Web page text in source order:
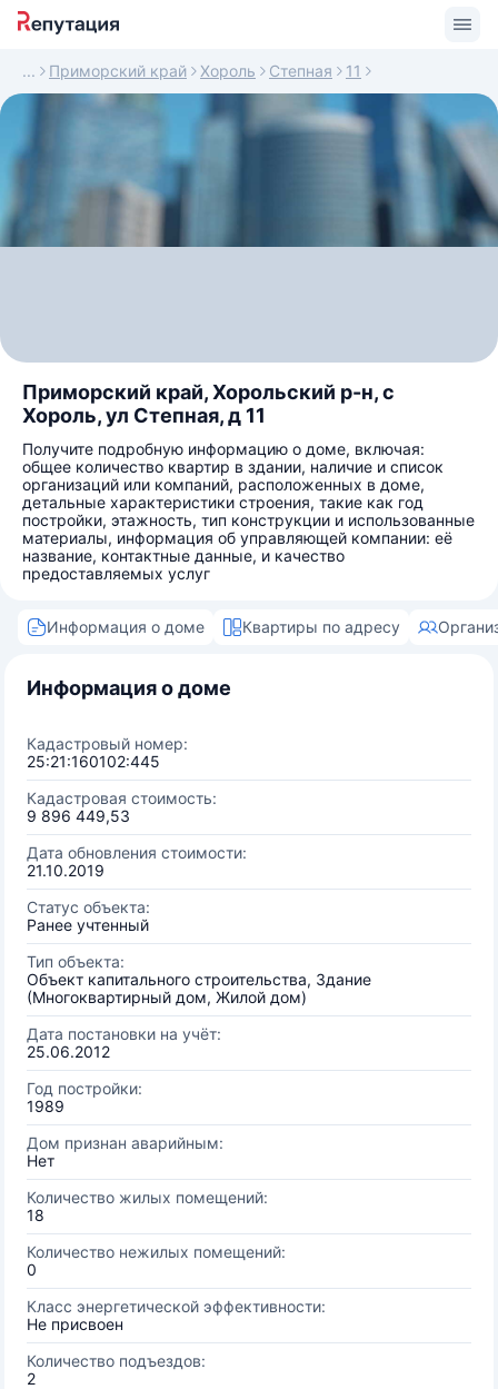
Приморский край Хороль Степная 11
Приморский край, Хорольский р-н, с
Хороль, ул Степная, д 11
Получите подробную информацию о доме, включая:
общее количество квартир в здании, наличие и список
организаций или компаний, расположенных в доме,
детальные характеристики строения, такие как год
постройки, этажность, тип конструкции и использованные
материалы, информация об управляющей компании: её
название, контактные данные, и качество
предоставляемых услуг
Информация о доме Квартиры по адресу
Информация о доме
Кадастровый номер:
25:21:160102:445
Кадастровая стоимость:
9 896 449,53
Дата обновления стоимости:
21.10.2019
Статус объекта:
Ранее учтенный
Тип объекта:
Объект капитального строительства, Здание
(Многоквартирный дом, Жилой дом)
Дата постановки на учёт:
25.06.2012
Год постройки:
1989
Дом признан аварийным:
Нет
Количество жилых помещений:
18
Количество нежилых помещений:
0
Класс энергетической эффективности:
Не присвоен
Количество подъездов:
2